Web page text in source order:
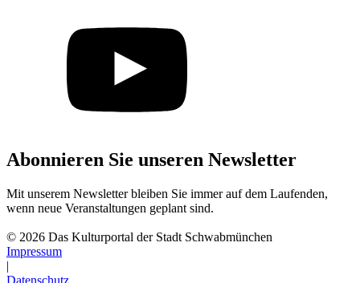
Abonnieren Sie unseren Newsletter
Mit unserem Newsletter bleiben Sie immer auf dem Laufenden,
wenn neue Veranstaltungen geplant sind.
© 2026 Das Kulturportal der Stadt Schwabmünchen
Impressum
|
Datenschutz